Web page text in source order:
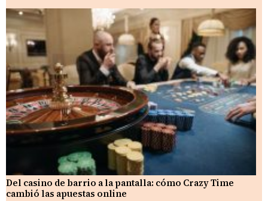
Del casino de barrio a la pantalla: cómo Crazy Time
cambió las apuestas online